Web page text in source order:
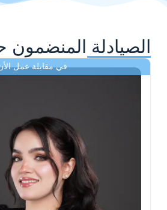
الصيادلة المنضمون
في مقابلة عمل